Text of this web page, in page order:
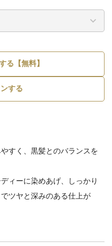
る【無料】
する
すく、黒髪とのバランスを
ィーに染めあげ、しっかり
ツヤと深みのある仕上が